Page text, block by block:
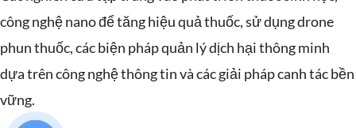
công nghệ nano để tăng hiệu quả thuốc, sử dụng drone
phun thuốc, các biện pháp quản lý dịch hại thông minh
dựa trên công nghệ thông tin và các giải pháp canh tác bền
vững.